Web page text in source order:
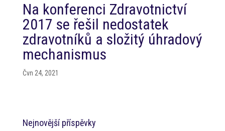
Na konferenci Zdravotnictví
2017 se řešil nedostatek
zdravotníků a složitý úhradový
mechanismus
Čvn 24, 2021
Nejnovější příspěvky